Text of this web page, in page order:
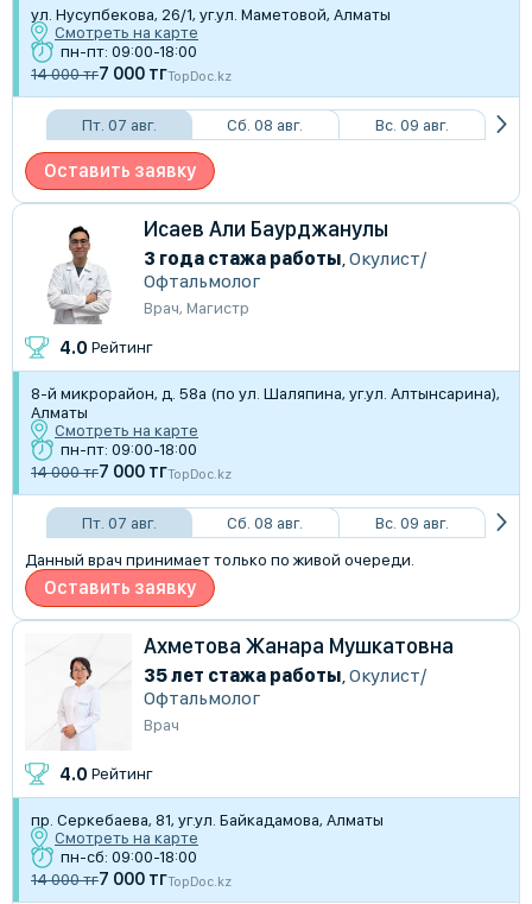
ул. Нусупбекова, 26/1, уг.ул. Маметовой, Алматы
Смотреть на карте
пн-пт: 09:00-18:00
14 000 тг7 000 тгTopDoc.kz
Пт. 07 авг. Сб. 08 авг. Вс. 09 авг.
Оставить заявку
Исаев Али Баурджанулы
3 года стажа работы,Окулист/
Офтальмолог
Врач, Магистр
4.0 Рейтинг
8-й микрорайон, д. 58а (по ул. Шаляпина, уг.ул. Алтынсарина),
Алматы
Смотреть на карте
пн-пт: 09:00-18:00
14 000 тг7 000 тгTopDoc.kz
Пт. 07 авг. Сб. 08 авг.
Вс. 09 авг.
Данный врач принимает только по живой очереди.
Оставить заявку
Ахметова Жанара Мушкатовна
35 лет стажа работы,Окулист/
Офтальмолог
Врач
4.0 Рейтинг
пр. Серкебаева, 81, уг.ул. Байкадамова, Алматы
Смотреть на карте
пн-сб: 09:00-18:00
14 000 тг7 000 тгTopDoc.kz